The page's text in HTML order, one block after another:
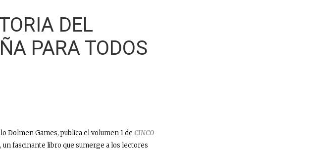
DEL
PARA TODOS
Dolmen Games, publica el volumen 1 de CINCO
, un fascinante libro que sumerge a los lectores